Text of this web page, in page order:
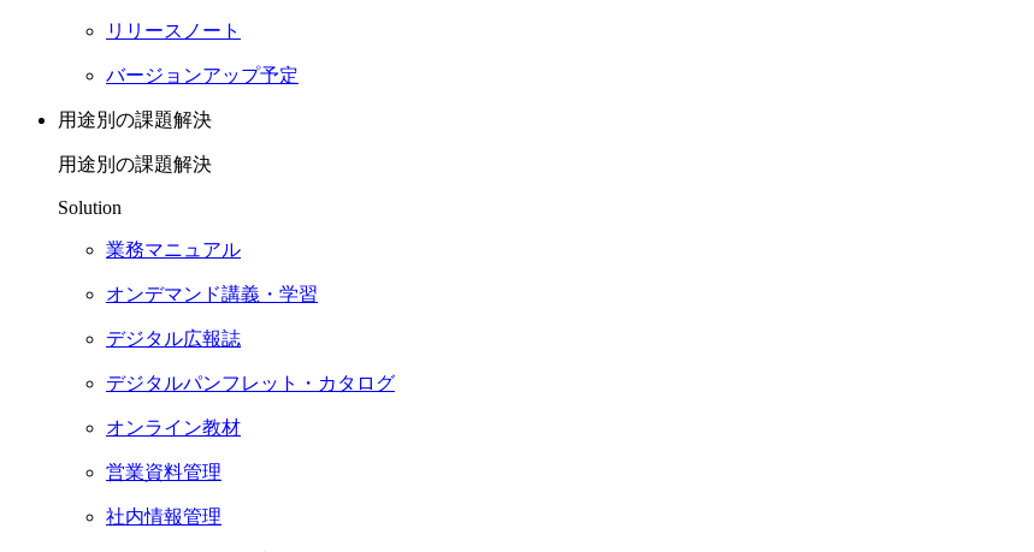
リリースノート
バージョンアップ予定
用途別の課題解決
用途別の課題解決
Solution
業務マニュアル
オンデマンド講義・学習
デジタル広報誌
デジタルパンフレット・カタログ
オンライン教材
営業資料管理
社内情報管理